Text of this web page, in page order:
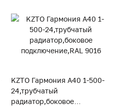
KZTO Гармония А40 1-500-
24,трубчатый
радиатор,боковое